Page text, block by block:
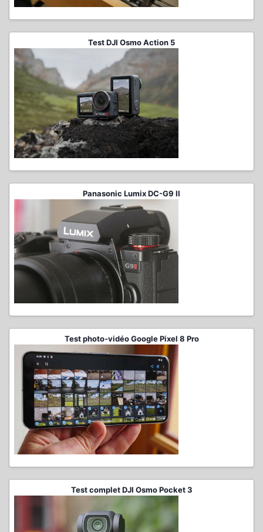
Test DJI Osmo Action 5
Panasonic Lumix DC-G9 II
Test photo-vidéo Google Pixel 8 Pro
Test complet DJI Osmo Pocket 3